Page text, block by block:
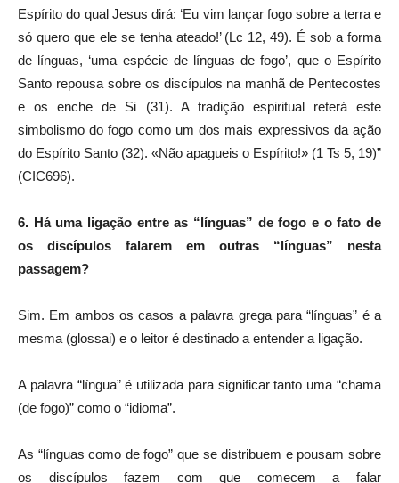
Espírito do qual Jesus dirá: ‘Eu vim lançar fogo sobre a terra e
só quero que ele se tenha ateado!’ (Lc 12, 49). É sob a forma
de línguas, ‘uma espécie de línguas de fogo’, que o Espírito
Santo repousa sobre os discípulos na manhã de Pentecostes
e os enche de Si (31). A tradição espiritual reterá este
simbolismo do fogo como um dos mais expressivos da ação
do Espírito Santo (32). «Não apagueis o Espírito!» (1 Ts 5, 19)”
(CIC696).
6. Há uma ligação entre as “línguas” de fogo e o fato de
os discípulos falarem em outras “línguas” nesta
passagem?
Sim. Em ambos os casos a palavra grega para “línguas” é a
mesma (glossai) e o leitor é destinado a entender a ligação.
A palavra “língua” é utilizada para significar tanto uma “chama
(de fogo)” como o “idioma”.
As “línguas como de fogo” que se distribuem e pousam sobre
os discípulos fazem com que comecem a falar